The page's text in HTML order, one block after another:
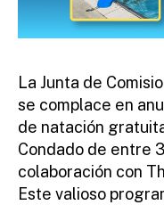
La Junta de
se complace en
de natación
Condado de entre
colaboración con
Este valioso